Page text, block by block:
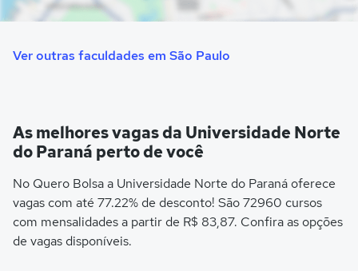
Ver outras faculdades em São Paulo
As melhores vagas da Universidade Norte
do Paraná perto de você
No Quero Bolsa a Universidade Norte do Paraná oferece
vagas com até 77.22% de desconto! São 72960 cursos
com mensalidades a partir de R$ 83,87. Confira as opções
de vagas disponíveis.